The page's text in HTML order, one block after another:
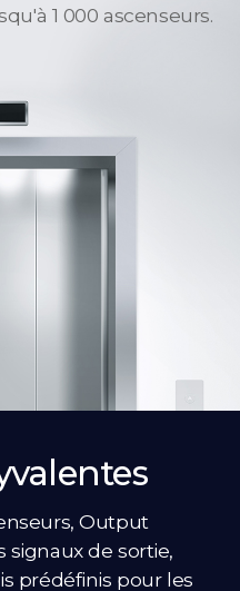
1 000 ascenseurs.
Output
de sortie,
prédéfinis pour les